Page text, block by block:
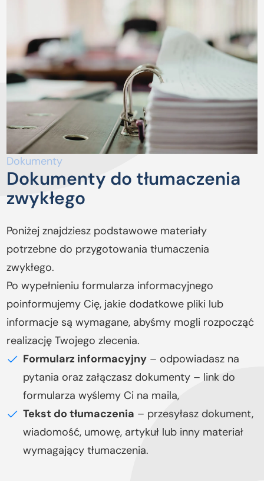
Dokumenty
Dokumenty do tłumaczenia
zwykłego
Poniżej znajdziesz podstawowe materiały
potrzebne do przygotowania tłumaczenia
zwykłego.
Po wypełnieniu formularza informacyjnego
poinformujemy Cię, jakie dodatkowe pliki lub
informacje są wymagane, abyśmy mogli rozpocząć
realizację Twojego zlecenia.
Formularz informacyjny – odpowiadasz na
pytania oraz załączasz dokumenty – link do
formularza wyślemy Ci na maila,
Tekst do tłumaczenia – przesyłasz dokument,
wiadomość, umowę, artykuł lub inny materiał
wymagający tłumaczenia.